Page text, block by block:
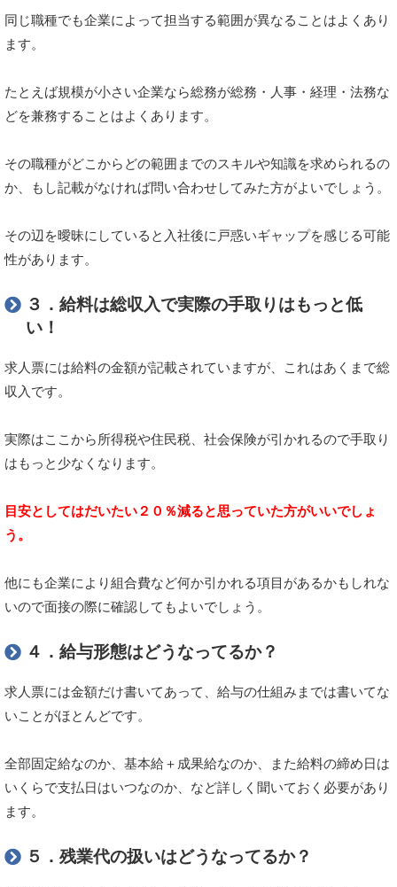
同じ職種でも企業によって担当する範囲が異なることはよくあり
ます。
たとえば規模が小さい企業なら総務が総務・人事・経理・法務な
どを兼務することはよくあります。
その職種がどこからどの範囲までのスキルや知識を求められるの
か、もし記載がなければ問い合わせしてみた方がよいでしょう。
その辺を曖昧にしていると入社後に戸惑いギャップを感じる可能
性があります。
３．給料は総収入で実際の手取りはもっと低
い！
求人票には給料の金額が記載されていますが、これはあくまで総
収入です。
実際はここから所得税や住民税、社会保険が引かれるので手取り
はもっと少なくなります。
目安としてはだいたい２０％減ると思っていた方がいいでしょ
う。
他にも企業により組合費など何か引かれる項目があるかもしれな
いので面接の際に確認してもよいでしょう。
４．給与形態はどうなってるか？
求人票には金額だけ書いてあって、給与の仕組みまでは書いてな
いことがほとんどです。
全部固定給なのか、基本給＋成果給なのか、また給料の締め日は
いくらで支払日はいつなのか、など詳しく聞いておく必要があり
ます。
５．残業代の扱いはどうなってるか？